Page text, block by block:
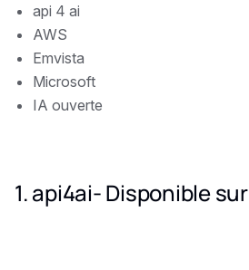
api 4 ai
AWS
Emvista
Microsoft
IA ouverte
1. api4ai- Disponible sur